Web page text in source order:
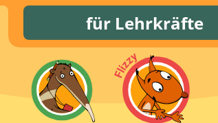
für Lehrkräfte